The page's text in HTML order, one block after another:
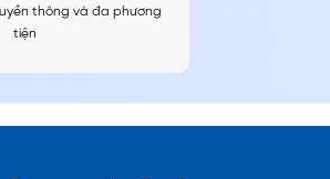
thông và đa phương
tiện